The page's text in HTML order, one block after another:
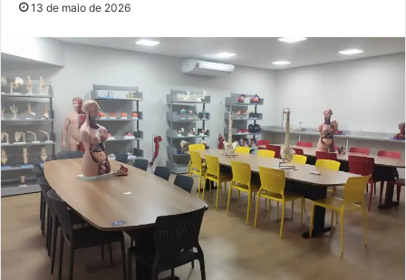
13 de maio de 2026